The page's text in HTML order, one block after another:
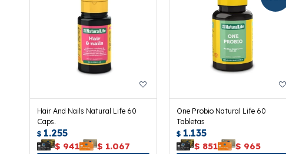
Hair And Nails Natural Life 60
Caps.
$ 1.255
$ 941 $ 1.067
One Probio Natural Life 60
Tabletas
$ 1.135
$ 851 $ 965